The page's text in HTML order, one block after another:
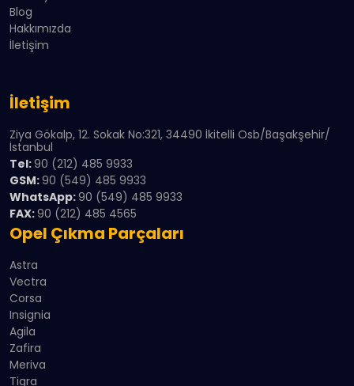
Blog
Hakkımızda
İletişim
İletişim
Ziya Gökalp, 12. Sokak No:321, 34490 İkitelli Osb/Başakşehir/
İstanbul
Tel:90 (212) 485 9933
GSM:90 (549) 485 9933
WhatsApp:90 (549) 485 9933
FAX:90 (212) 485 4565
Opel Çıkma Parçaları
Astra
Vectra
Corsa
Insignia
Agila
Zafira
Meriva
Tigra